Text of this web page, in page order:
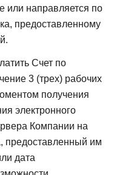
или направляется по
предоставленному
Счет по
3 (трех) рабочих
получения
электронного
Компании на
предоставленный им
дата